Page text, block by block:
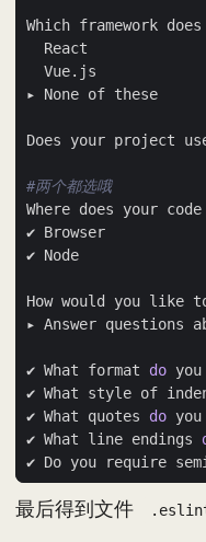
#两个都选哦
Where does your
How would you like
✔ What format do
✔ What style of
✔ What quotes do
✔ What line endings
最后得到文件